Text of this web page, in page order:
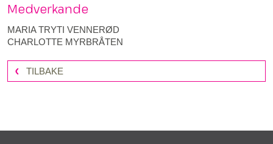
Medverkande
MARIA TRYTI VENNERØD
CHARLOTTE MYRBRÅTEN
TILBAKE